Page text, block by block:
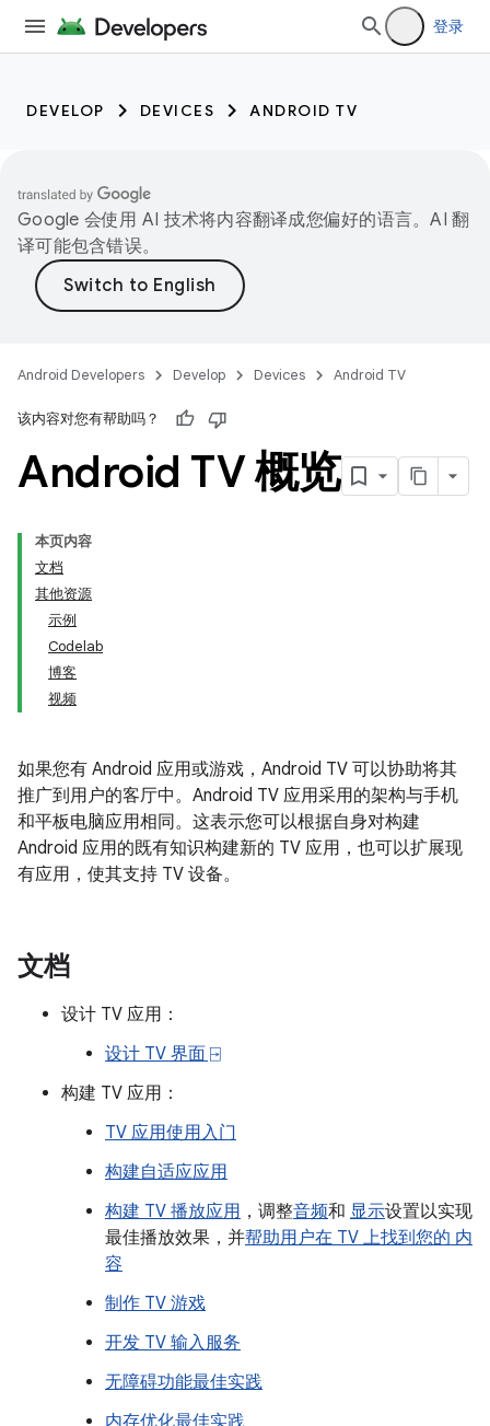
登录
DEVELOP DEVICES ANDROID TV
Google 会使用 AI 技术将内容翻译成您偏好的语言。AI 翻
译可能包含错误。
Android Developers Develop Devices Android TV
该内容对您有帮助吗？
Android TV 概览
本页内容
文档
其他资源
示例
Codelab
博客
视频
如果您有 Android 应用或游戏，Android TV 可以协助将其
推广到用户的客厅中。Android TV 应用采用的架构与手机
和平板电脑应用相同。这表示您可以根据自身对构建
Android 应用的既有知识构建新的 TV 应用，也可以扩展现
有应用，使其支持 TV 设备。
文档
设计 TV 应用：
设计 TV 界面 ⍈
构建 TV 应用：
TV 应用使用入门
构建自适应应用
构建 TV 播放应用 ，调整音频和 显示设置以实现
最佳播放效果，并帮助用户在 TV 上找到您的 内
容
制作 TV 游戏
开发 TV 输入服务
无障碍功能最佳实践
内存优化最佳实践